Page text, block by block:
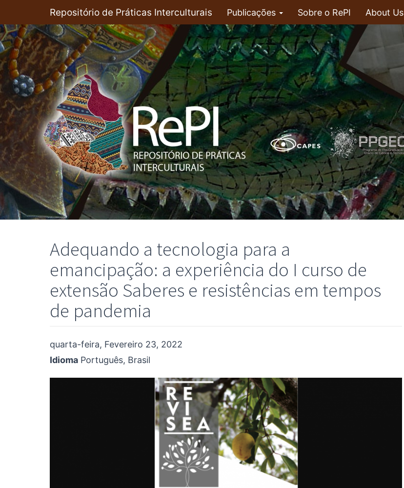
para
o
conteúdo
principal
Repositório de Práticas Interculturais Publicações Sobre o RePI About Us
Adequando a tecnologia para a
emancipação: a experiência do I curso de
extensão Saberes e resistências em tempos
de pandemia
quarta-feira, Fevereiro 23, 2022
Idioma Português, Brasil